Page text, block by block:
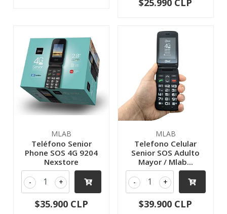
MLAB
Teléfono Senior
Phone SOS 4G 9204
Nexstore
+
-
$35.900 CLP
MLAB
Telefono Celular
Senior SOS Adulto
Mayor / Mlab...
+
-
$39.900 CLP